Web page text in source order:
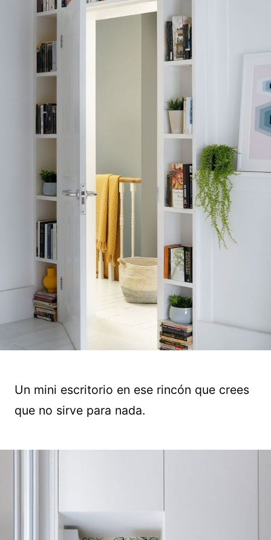
Un mini escritorio en ese rincón que crees
que no sirve para nada.